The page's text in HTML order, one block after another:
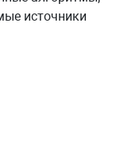
источники